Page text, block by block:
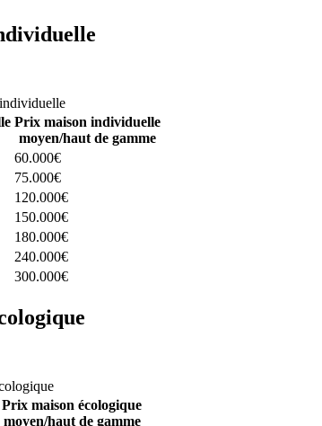
Prix maison individuelle
moyen/haut de gamme
60.000€
75.000€
120.000€
150.000€
180.000€
240.000€
300.000€
Prix maison écologique
moyen/haut de gamme